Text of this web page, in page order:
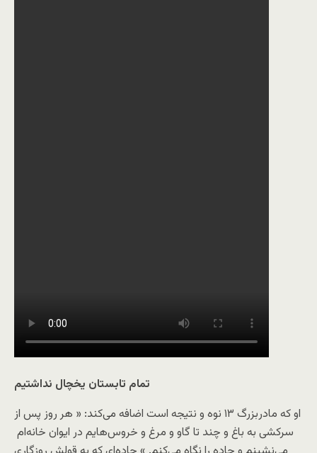
تمام تابستان یخچال نداشتیم
او که مادربزرگ ۱۳ نوه و نتیجه است اضافه می‌کند: « هر روز پس از
سرکشی به باغ و چند تا گاو و مرغ و خروس‌هایم در ایوان خانه‌ام